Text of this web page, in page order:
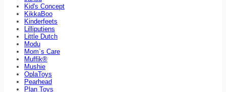
Kid's Concept
KikkaBoo
Kinderfeets
Lilliputiens
Little Dutch
Modu
Mom`s Care
Muffik®
Mushie
OplaToys
Pearhead
Plan Toys